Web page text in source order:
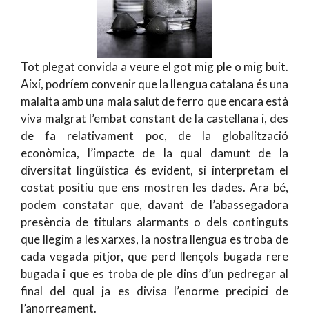
Tot plegat convida a veure el got mig ple o mig buit.
Així, podríem convenir que la llengua catalana és una
malalta amb una mala salut de ferro que encara està
viva malgrat l’embat constant de la castellana i, des
de fa relativament poc, de la globalització
econòmica, l’impacte de la qual damunt de la
diversitat lingüística és evident, si interpretam el
costat positiu que ens mostren les dades. Ara bé,
podem constatar que, davant de l’abassegadora
presència de titulars alarmants o dels continguts
que llegim a les xarxes, la nostra llengua es troba de
cada vegada pitjor, que perd llençols bugada rere
bugada i que es troba de ple dins d’un pedregar al
final del qual ja es divisa l’enorme precipici de
l’anorreament.